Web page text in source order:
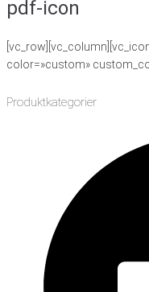
pdf-icon
color=»custom»
Produktkategorier